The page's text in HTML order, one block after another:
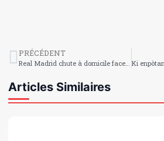
PRÉCÉDENT
Real Madrid chute à domicile face à Manchester City sans Mbappé
Articles Similaires